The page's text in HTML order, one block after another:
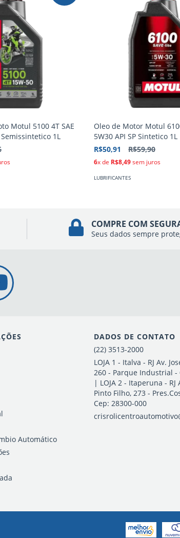
Motul 5100 4T SAE
Semissintetico 1L
Oleo de Motor Motul
5W30 API SP Sintetico 1L
R$50,91
R$59,90
6x de R$8,49sem juros
LUBRIFICANTES
COMPRE COM
Seus dados sempre
Automático
DADOS DE CONTATO
(22) 3513-2000
LOJA 1 - Italva - RJ Av.
260 - Parque Industrial -
| LOJA 2 - Itaperuna - RJ
Pinto Filho, 273 -
Cep: 28300-000